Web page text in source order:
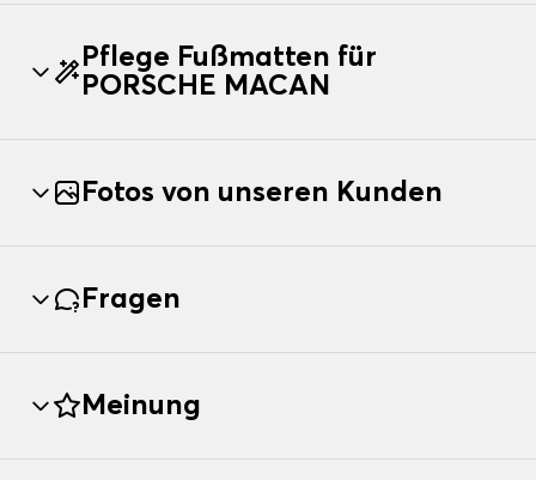
Pflege Fußmatten für
PORSCHE MACAN
Fotos von unseren Kunden
Fragen
Meinung